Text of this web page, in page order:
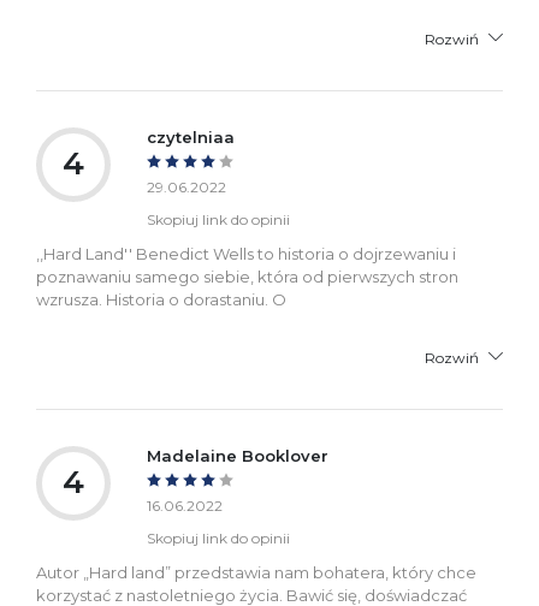
Rozwiń
4
czytelniaa
29.06.2022
Skopiuj link do opinii
,,Hard Land'' Benedict Wells to historia o dojrzewaniu i
poznawaniu samego siebie, która od pierwszych stron
wzrusza. Historia o dorastaniu. O
Rozwiń
4
Madelaine Booklover
16.06.2022
Skopiuj link do opinii
Autor „Hard land” przedstawia nam bohatera, który chce
korzystać z nastoletniego życia. Bawić się, doświadczać